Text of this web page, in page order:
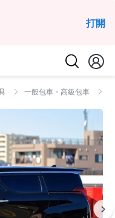
打開
一般包車・高級包車